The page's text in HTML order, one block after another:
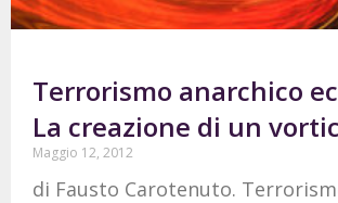
Terrorismo anarchico
La creazione di un
Maggio 12, 2012
di Fausto Carotenuto.